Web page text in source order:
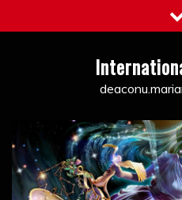
to